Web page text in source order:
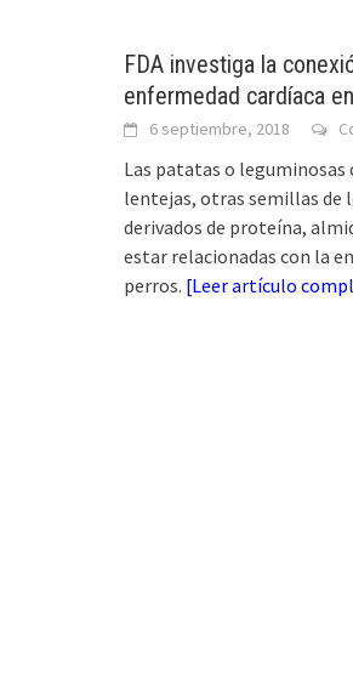
FDA investiga la
enfermedad cardíaca
6 septiembre, 2018
Las patatas o leguminosas
lentejas, otras semillas de
derivados de proteína,
estar relacionadas con la
perros. [Leer artículo